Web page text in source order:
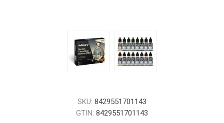
SKU: 8429551701143
GTIN: 8429551701143